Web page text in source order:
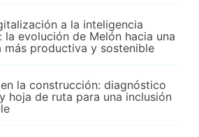
a la inteligencia
la evolución de Melón hacia una
más productiva y sostenible
la construcción: diagnóstico
hoja de ruta para una inclusión